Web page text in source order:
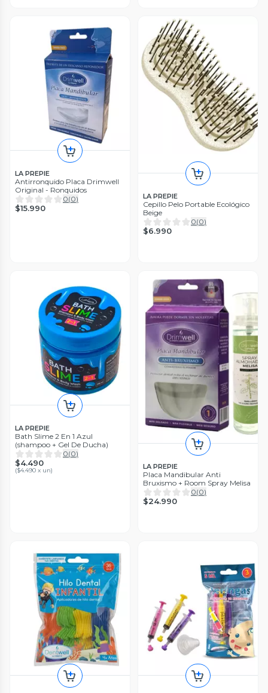
LA PREPIE
Antirronquido Placa Drimwell
Original - Ronquidos
0(0)
$15.990
LA PREPIE
Cepillo Pelo Portable Ecológico
Beige
0(0)
$6.990
LA PREPIE
Bath Slime 2 En 1 Azul
(shampoo + Gel De Ducha)
0(0)
$4.490
($4.490 x un) LA PREPIE
Placa Mandibular Anti
Bruxismo + Room Spray Melisa
0(0)
$24.990